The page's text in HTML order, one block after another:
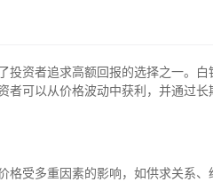
资者追求高额回报的选择之一。白
可以从价格波动中获利，并通过长
格受多重因素的影响，如供求关系